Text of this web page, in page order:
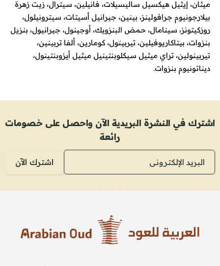
ميثان، إيثيل هيكسيل ساليسيلات، فانيلين، سيترال، زيت زهرة
بيلارجونيوم جرافولينز، بينين، جيرانيل أسيتات، سيترونيلول،
روزكيتونز، سينامال، حمض البنزويك، أوجينول، جيرانيول، بنزيل
بنزوات، بيتاكاريوفيلين، تيربينول، كومارين، ألفا تربينين،
تيربينولين، تراي ميثيل سيكلوبنتينيل ميثيل أيزوبنتينول،
ديناتونيوم بنزوات.
اشترك في النشرة البريدية الآن واحصل على خصومات
رائعة
البريد الإلكتروني
اشترك الآن